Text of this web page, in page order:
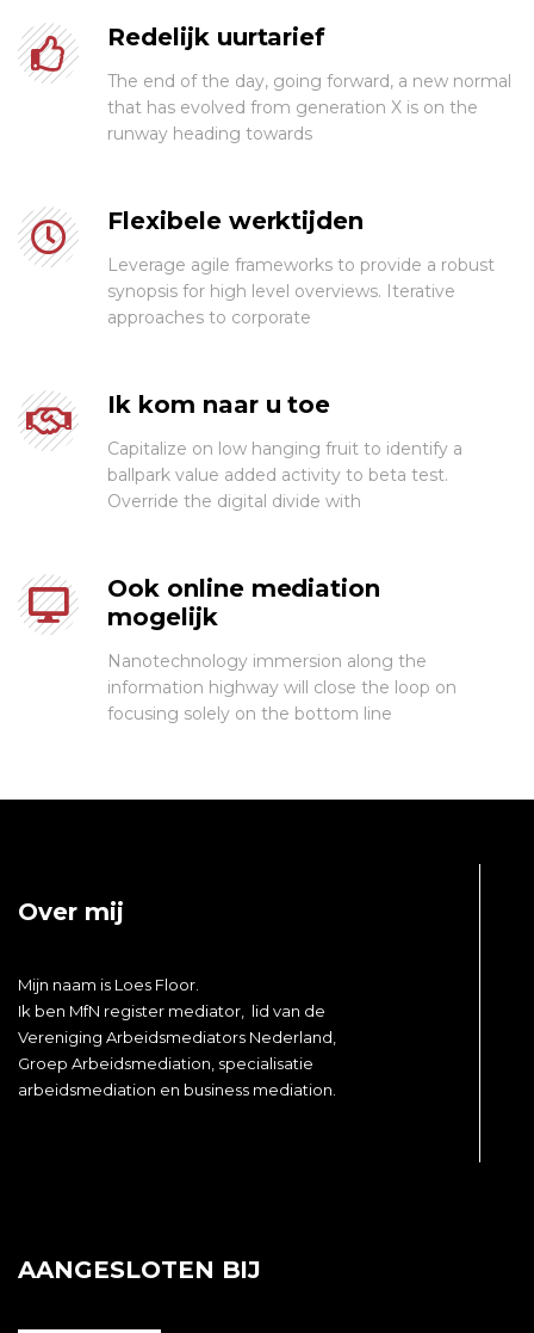
Redelijk uurtarief
The end of the day, going forward, a new normal
that has evolved from generation X is on the
runway heading towards
Flexibele werktijden
Leverage agile frameworks to provide a robust
synopsis for high level overviews. Iterative
approaches to corporate
Ik kom naar u toe
Capitalize on low hanging fruit to identify a
ballpark value added activity to beta test.
Override the digital divide with
Ook online mediation
mogelijk
Nanotechnology immersion along the
information highway will close the loop on
focusing solely on the bottom line
Over mij
Mijn naam is Loes Floor.
Ik ben MfN register mediator, lid van de
Vereniging Arbeidsmediators Nederland,
Groep Arbeidsmediation, specialisatie
arbeidsmediation en business mediation.
AANGESLOTEN BIJ